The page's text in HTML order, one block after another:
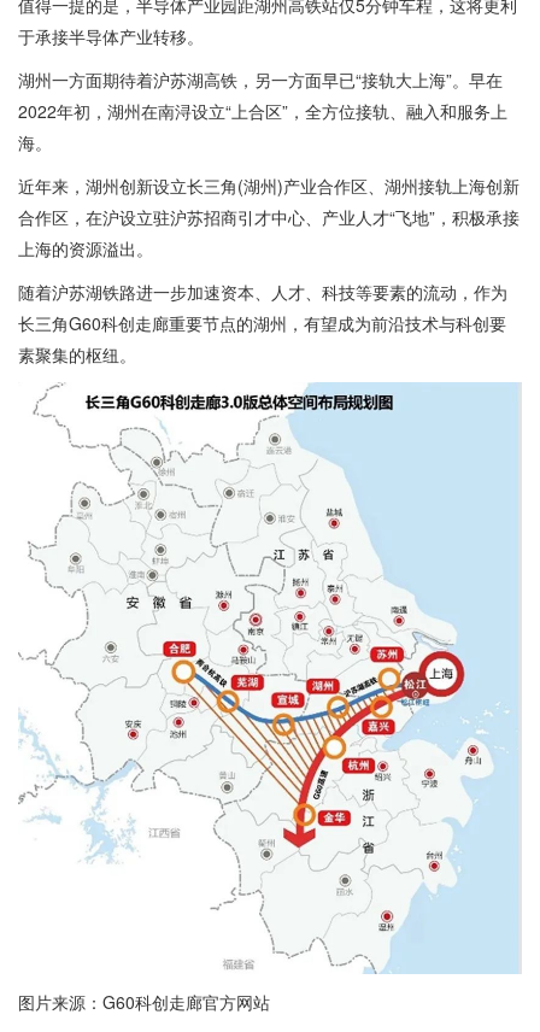
值得一提的是，半导体产业园距湖州高铁站仅5分钟车程，这将更利
于承接半导体产业转移。
湖州一方面期待着沪苏湖高铁，另一方面早已“接轨大上海”。早在
2022年初，湖州在南浔设立“上合区”，全方位接轨、融入和服务上
海。
近年来，湖州创新设立长三角(湖州)产业合作区、湖州接轨上海创新
合作区，在沪设立驻沪苏招商引才中心、产业人才“飞地”，积极承接
上海的资源溢出。
随着沪苏湖铁路进一步加速资本、人才、科技等要素的流动，作为
长三角G60科创走廊重要节点的湖州，有望成为前沿技术与科创要
素聚集的枢纽。
图片来源：G60科创走廊官方网站